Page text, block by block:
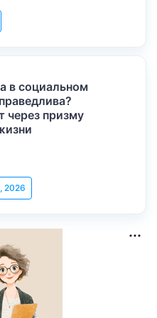
в социальном
через призму
2026